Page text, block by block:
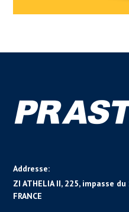
Addresse:
ZI ATHELIA II, 225, impasse
FRANCE